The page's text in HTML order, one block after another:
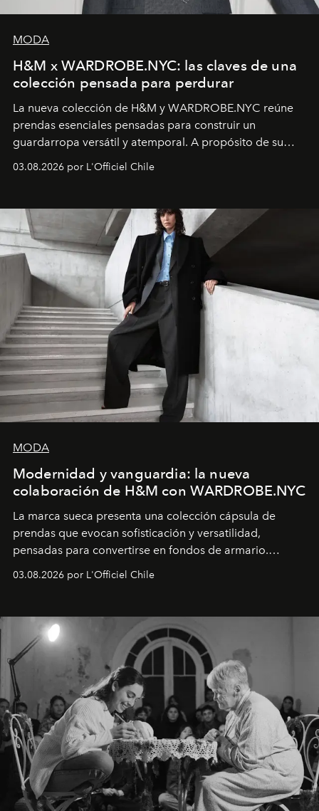
MODA
H&M x WARDROBE.NYC: las claves de una
colección pensada para perdurar
La nueva colección de H&M y WARDROBE.NYC reúne
prendas esenciales pensadas para construir un
guardarropa versátil y atemporal. A propósito de su
lanzamiento, los fundadores de la firma neoyorquina y
la asesora creativa y jefa de diseño global de la marca
y la filosofía detrás de la propuesta.
03.08.2026 por L'Officiel Chile
MODA
Modernidad y vanguardia: la nueva
colaboración de H&M con WARDROBE.NYC
La marca sueca presenta una colección cápsula de
prendas que evocan sofisticación y versatilidad,
pensadas para convertirse en fondos de armario.
Disponible en Chile desde el 6 de agosto.
03.08.2026 por L'Officiel Chile